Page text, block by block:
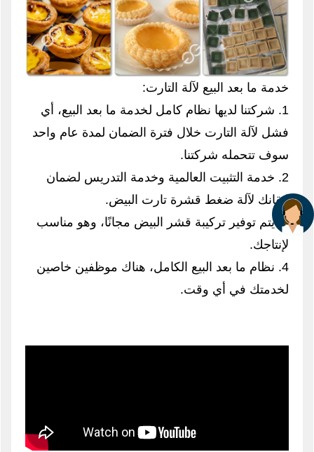
خدمة ما بعد البيع لآلة التارت:
1. شركتنا لديها نظام كامل لخدمة ما بعد البيع، أي
فشل لآلة التارت خلال فترة الضمان لمدة عام واحد
سوف تتحمله شركتنا.
2. خدمة التثبيت العالمية وخدمة التدريس لضمان
إتقانك لآلة ضغط قشرة تارت البيض.
3. يتم توفير تركيبة قشر البيض مجانًا، وهو مناسب
لإنتاجك.
4. نظام ما بعد البيع الكامل، هناك موظفين خاصين
لخدمتك في أي وقت.